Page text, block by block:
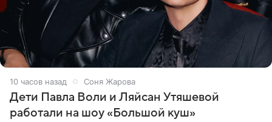
10 часов назад Соня Жарова
Дети Павла Воли и Ляйсан Утяшевой
работали на шоу «Большой куш»